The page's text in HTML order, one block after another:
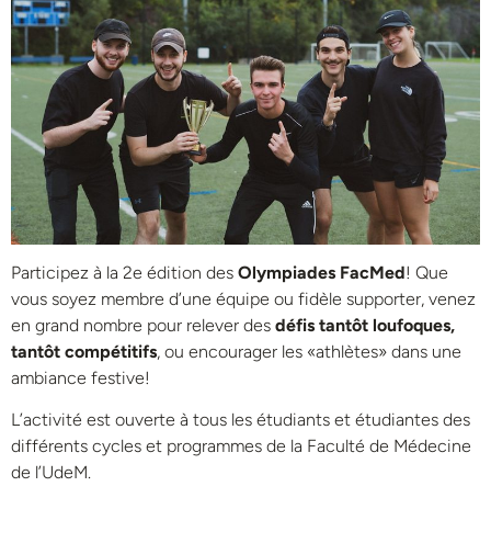
Participez à la 2e édition des Olympiades FacMed! Que
vous soyez membre d’une équipe ou fidèle supporter, venez
en grand nombre pour relever des défis tantôt loufoques,
tantôt compétitifs, ou encourager les «athlètes» dans une
ambiance festive!
L’activité est ouverte à tous les étudiants et étudiantes des
différents cycles et programmes de la Faculté de Médecine
de l’UdeM.